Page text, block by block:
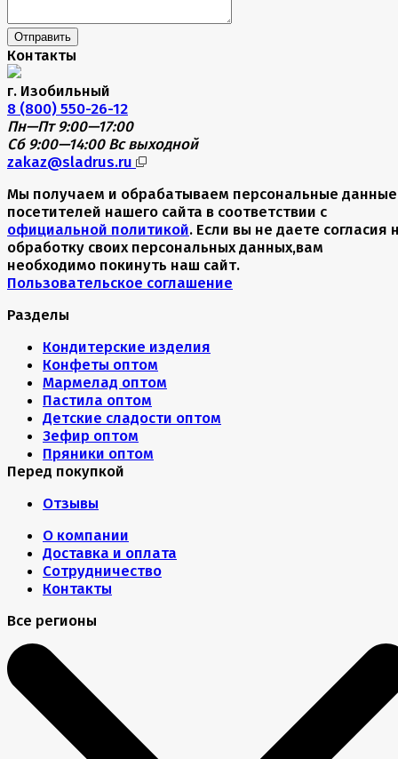
Отправить
Контакты
г. Изобильный
8 (800) 550-26-12
Пн—Пт 9:00—17:00
Сб 9:00—14:00 Вс выходной
zakaz@sladrus.ru
Мы получаем и обрабатываем персональные данные
посетителей нашего сайта в соответствии с
официальной политикой. Если вы не даете согласия
обработку своих персональных данных,вам
необходимо покинуть наш сайт.
Пользовательское соглашение
Разделы
Кондитерские изделия
Конфеты оптом
Мармелад оптом
Пастила оптом
Детские сладости оптом
Зефир оптом
Пряники оптом
Перед покупкой
Отзывы
О компании
Доставка и оплата
Сотрудничество
Контакты
Все регионы